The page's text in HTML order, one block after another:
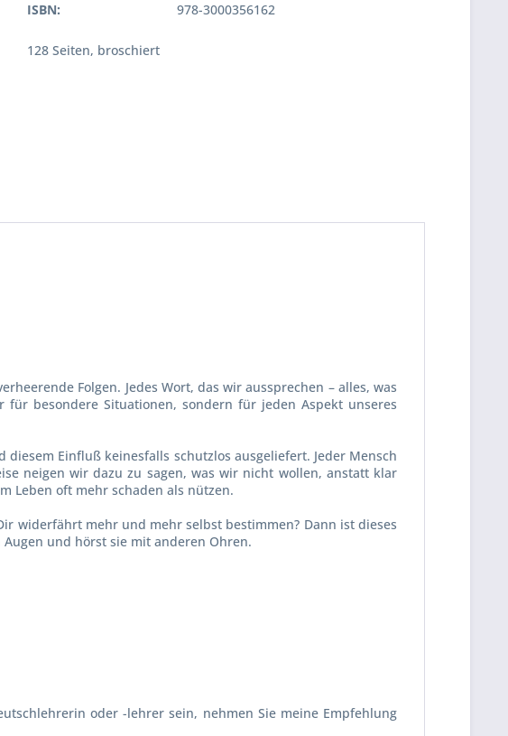
ISBN:
978-3000356162
128 Seiten, broschiert
Folgen. Jedes Wort, das wir aussprechen – alles, was
besondere Situationen, sondern für jeden Aspekt unseres
Einfluß keinesfalls schutzlos ausgeliefert. Jeder Mensch
neigen wir dazu zu sagen, was wir nicht wollen, anstatt klar
Leben oft mehr schaden als nützen.
widerfährt mehr und mehr selbst bestimmen? Dann ist dieses
und hörst sie mit anderen Ohren.
oder -lehrer sein, nehmen Sie meine Empfehlung